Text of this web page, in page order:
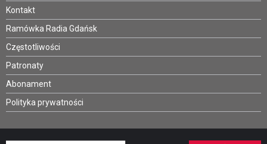
Kontakt
Ramówka Radia Gdańsk
Częstotliwości
Patronaty
Abonament
Polityka prywatności